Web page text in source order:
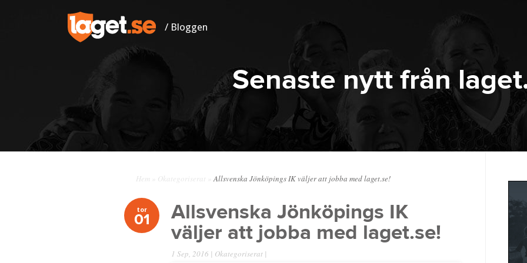
/ Bloggen
Senaste nytt från
Hem Okategoriserat Allsvenska Jönköpings IK väljer att jobba med laget.se!
tor
01 Allsvenska Jönköpings IK
väljer att jobba med laget.se!
1 Sep, 2016 | Okategoriserat |